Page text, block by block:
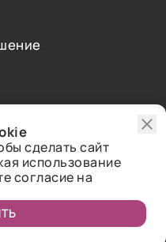
сделать сайт
использование
согласие на